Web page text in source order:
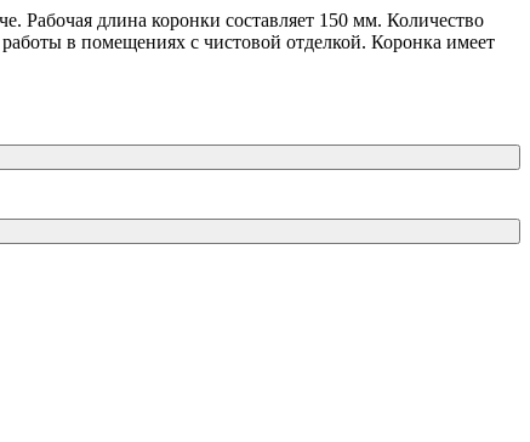
Рабочая длина коронки составляет 150 мм. Количество
в помещениях с чистовой отделкой. Коронка имеет